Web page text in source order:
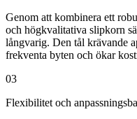
Genom att kombinera ett
och högkvalitativa slipkorn
långvarig. Den tål krävande
frekventa byten och ökar
03
Flexibilitet och